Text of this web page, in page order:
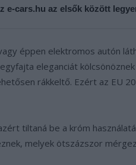
e-cars.hu az elsők között
éppen elektromos autón
eleganciát
rákkeltő. Ezért az EU
tiltaná be a króm
melyek ötszázszor